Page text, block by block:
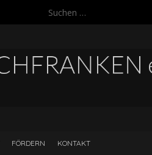
Suchen
FÖRDERN KONTAKT